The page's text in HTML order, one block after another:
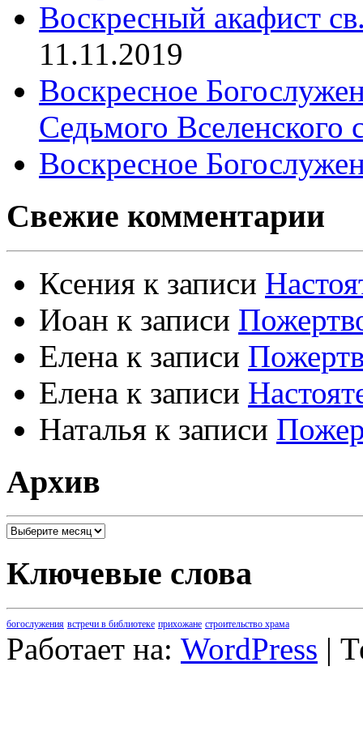
Воскресный акафист
11.11.2019
Воскресное
Седьмого Вселенского
Воскресное
Свежие комментарии
Ксения к записи
Иоан к записи
Елена к записи
Елена к записи
Наталья к записи
Архив
Архив
Ключевые слова
богослужения встречи в библиотеке прихожане строительство храма
Работает на: WordPress |